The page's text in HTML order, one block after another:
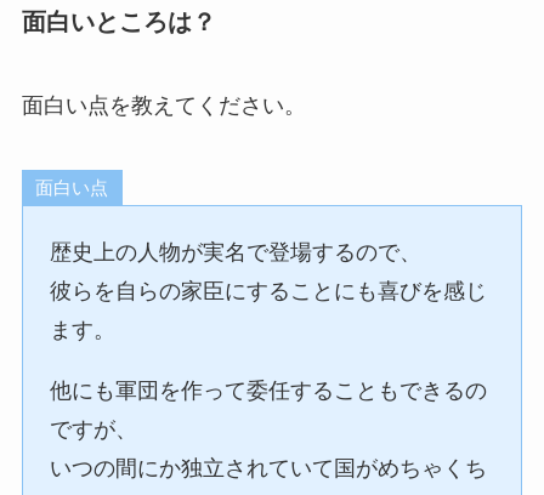
面白いところは？
面白い点を教えてください。
面白い点
歴史上の人物が実名で登場するので、
彼らを自らの家臣にすることにも喜びを感じ
ます。
他にも軍団を作って委任することもできるの
ですが、
いつの間にか独立されていて国がめちゃくち